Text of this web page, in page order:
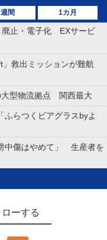
間 1カ月
廃止・電子化 EXサービ
」救出ミッションが難航
大型物流拠点 関西最大
ふらつくビアグラスbyよ
中傷はやめて」 生産者を
ーする